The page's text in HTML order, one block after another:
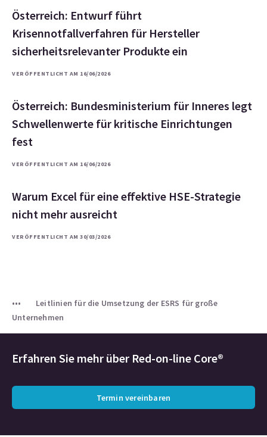
Österreich: Entwurf führt
Krisennotfallverfahren für Hersteller
sicherheitsrelevanter Produkte ein
VERÖFFENTLICHT AM 16/06/2026
Österreich: Bundesministerium für Inneres legt
Schwellenwerte für kritische Einrichtungen
fest
VERÖFFENTLICHT AM 16/06/2026
Warum Excel für eine effektive HSE-Strategie
nicht mehr ausreicht
VERÖFFENTLICHT AM 30/03/2026
Leitlinien für die Umsetzung der ESRS für große
Unternehmen
Erfahren Sie mehr über Red-on-line Core®
Termin vereinbaren